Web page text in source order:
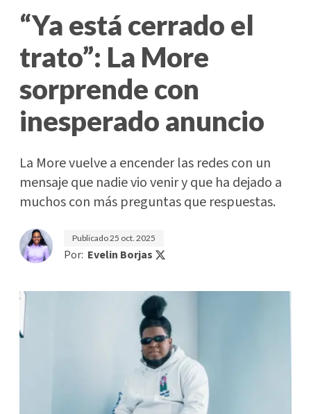
“Ya está cerrado el
trato”: La More
sorprende con
inesperado anuncio
La More vuelve a encender las redes con un
mensaje que nadie vio venir y que ha dejado a
muchos con más preguntas que respuestas.
Publicado25 oct. 2025
Por: Evelin Borjas